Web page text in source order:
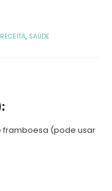
RECEITA, SAÚDE
framboesa (pode usar